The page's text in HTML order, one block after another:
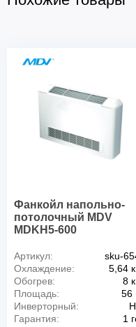
Фанкойл напольно-
потолочный MDV
MDKH5-600
Артикул:
sku-
Охлаждение:
5,64
Обогрев:
8
Площадь:
56
Инверторный:
Гарантия:
1